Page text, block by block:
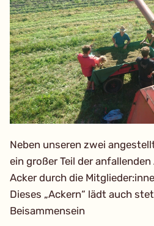
Neben unseren zwei
ein großer Teil der
Acker durch die
Dieses „Ackern“ lädt auch
Beisammensein